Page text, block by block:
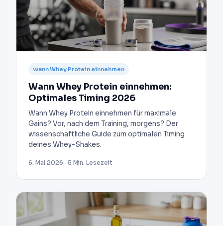
wann Whey Protein einnehmen
Wann Whey Protein einnehmen:
Optimales Timing 2026
Wann Whey Protein einnehmen für maximale
Gains? Vor, nach dem Training, morgens? Der
wissenschaftliche Guide zum optimalen Timing
deines Whey-Shakes.
6. Mai 2026 · 5 Min. Lesezeit